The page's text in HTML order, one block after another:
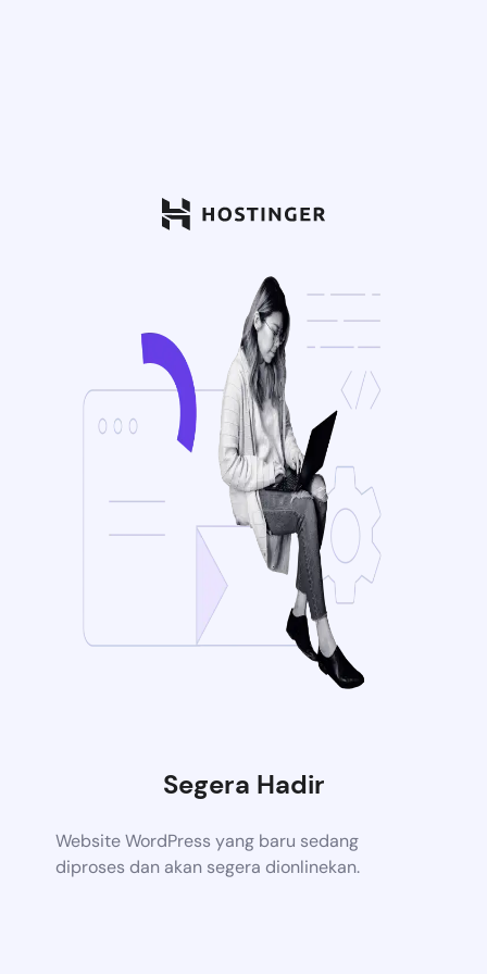
Segera Hadir
Website WordPress yang baru sedang
diproses dan akan segera dionlinekan.